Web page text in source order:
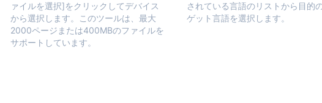
ァイルを選択]をクリックしてデバイス
から選択します。このツールは、最大
2000ページまたは400MBのファイルを
サポートしています。
されている言語のリストから目的
ゲット言語を選択します。